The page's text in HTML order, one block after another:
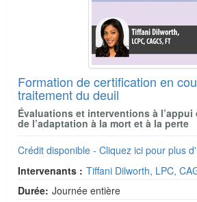
Formation de certification en
traitement du deuil
Évaluations et interventions à l’appui
de l’adaptation à la mort et à la perte
Crédit disponible - Cliquez ici pour plus
Intervenants : Tiffani Dilworth, LPC,
Durée: Journée entière